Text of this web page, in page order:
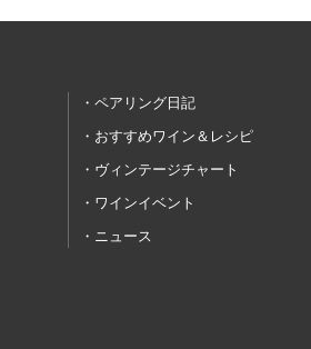
ペアリング日記
おすすめワイン＆レシピ
ヴィンテージチャート
ワインイベント
ニュース